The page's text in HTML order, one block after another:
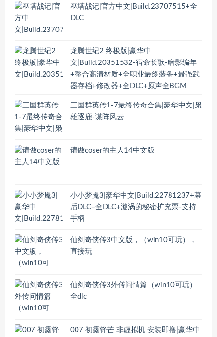
巫塔战记|官方中文|Build.23707515+全
DLC
龙腾世纪2 终极版|豪华中
文|Build.20351532-宿命长歌-暗影编年
+整合高清材质+全职业最终装备+最强武
器存档+修改器+全DLC+原声全BGM
三国群英传1-7最终传奇合集|豪华中文|枭
雄逐鹿-谋阵风云
请做coser的主人14中文版
小小梦魇3|豪华中文|Build.22781237+幕
后DLC+全DLC+漩涡的秘密扩充票-支持
手柄
仙剑奇侠传3中文版，（win10可玩），
直接玩
仙剑奇侠传3外传问情篇（win10可玩）
全dlc
007 初露锋芒 非虚拟机 安装即撸|豪华中